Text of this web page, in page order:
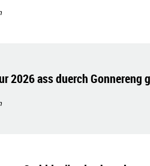
2026 ass duerch Gonnereng